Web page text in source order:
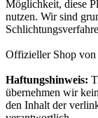
Möglichkeit, diese
nutzen. Wir sind
Offizieller Shop von
Haftungshinweis:
übernehmen wir
den Inhalt der